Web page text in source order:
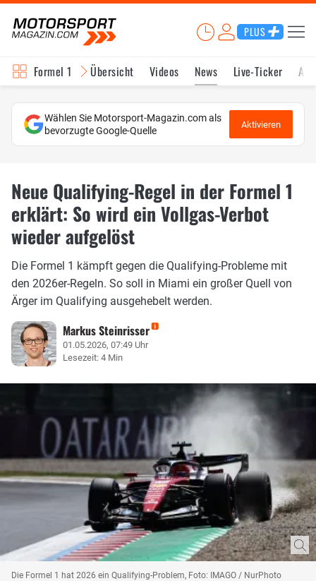
PLUS
Formel 1 Übersicht Videos News Live-Ticker
Wählen Sie Motorsport-Magazin.com als
bevorzugte Google-Quelle
Aktivieren
Neue Qualifying-Regel in der Formel 1
erklärt: So wird ein Vollgas-Verbot
wieder aufgelöst
Die Formel 1 kämpft gegen die Qualifying-Probleme mit
den 2026er-Regeln. So soll in Miami ein großer Quell von
Ärger im Qualifying ausgehebelt werden.
Markus Steinrisser
01.05.2026, 07:49 Uhr
Lesezeit: 4 Min
Die Formel 1 hat 2026 ein Qualifying-Problem, Foto: IMAGO / NurPhoto